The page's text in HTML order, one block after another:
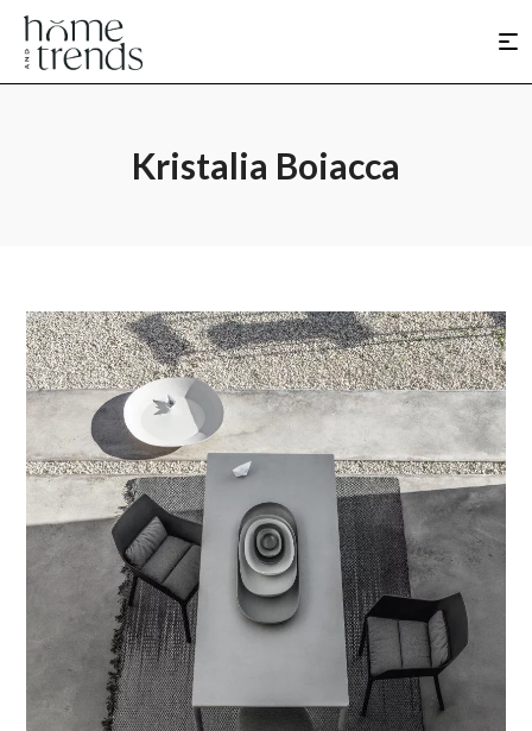
Kristalia Boiacca